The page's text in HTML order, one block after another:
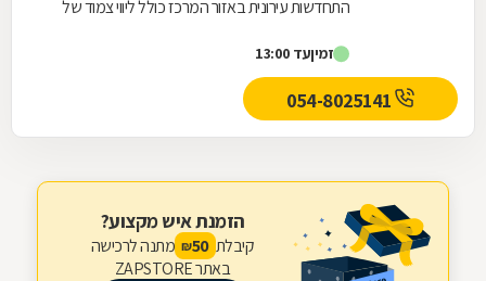
התחדשות עירונית באזור המרכז כולל ליווי צמוד של
לקבלת...
זמיןעד 13:00
הזמנת איש מקצוע?
קיבלת 50
₪ מתנה לרכישה
באתר ZAPSTORE